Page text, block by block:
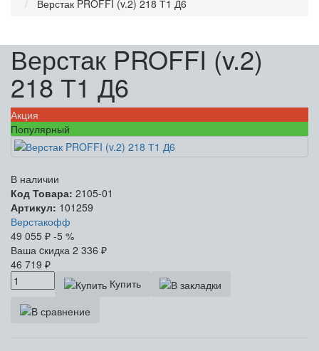
Верстак PROFFI (v.2) 218 Т1 Д6
Верстак PROFFI (v.2)
218 Т1 Д6
Акция
Популярный
В наличии
Код Товара: 2105-01
Артикул: 101259
Верстакофф
49 055 ₽ -5 %
Ваша cкидка 2 336 ₽
46 719 ₽
Купить